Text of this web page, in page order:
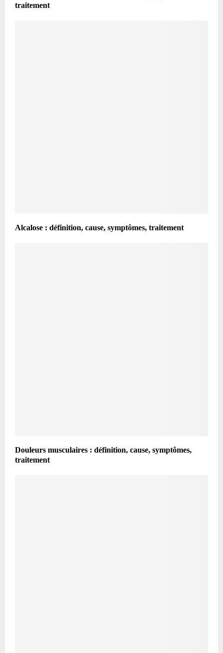
traitement
Alcalose : définition, cause, symptômes, traitement
Douleurs musculaires : définition, cause, symptômes,
traitement